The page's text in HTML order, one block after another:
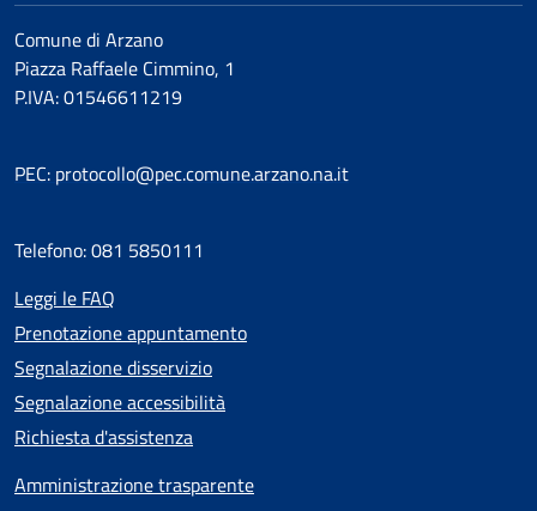
Comune di Arzano
Piazza Raffaele Cimmino, 1
P.IVA: 01546611219
PEC: protocollo@pec.comune.arzano.na.it
Telefono: 081 5850111
Leggi le FAQ
Prenotazione appuntamento
Segnalazione disservizio
Segnalazione accessibilità
Richiesta d'assistenza
Amministrazione trasparente